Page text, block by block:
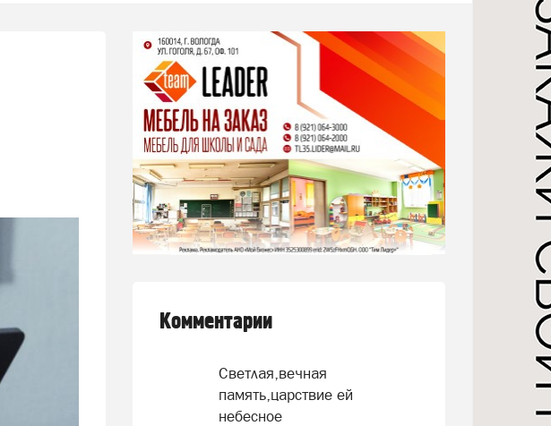
Комментарии
Светлая,вечная
память,царствие ей
небесное